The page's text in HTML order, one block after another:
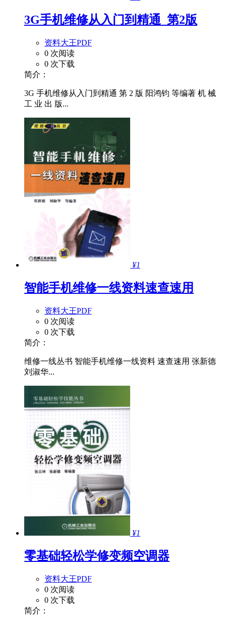
3G手机维修从入门到精通_第2版
资料大王PDF
0 次阅读
0 次下载
简介：
3G 手机维修从入门到精通 第 2 版 阳鸿钧 等编著 机 械
工 业 出 版...
¥1
智能手机维修一线资料速查速用
资料大王PDF
0 次阅读
0 次下载
简介：
维修一线丛书 智能手机维修一线资料 速查速用 张新德
刘淑华...
¥1
零基础轻松学修变频空调器
资料大王PDF
0 次阅读
0 次下载
简介：